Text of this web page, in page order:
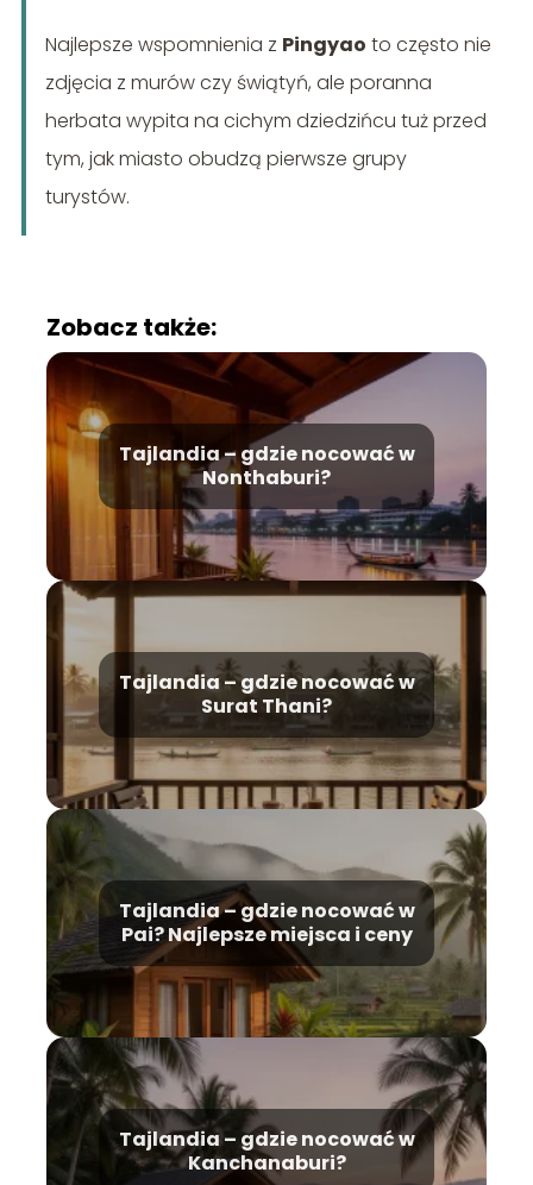
Najlepsze wspomnienia z Pingyao to często nie
zdjęcia z murów czy świątyń, ale poranna
herbata wypita na cichym dziedzińcu tuż przed
tym, jak miasto obudzą pierwsze grupy
turystów.
Zobacz także:
Tajlandia – gdzie nocować w
Nonthaburi?
Tajlandia – gdzie nocować w
Surat Thani?
Tajlandia – gdzie nocować w
Pai? Najlepsze miejsca i ceny
Tajlandia – gdzie nocować w
Kanchanaburi?